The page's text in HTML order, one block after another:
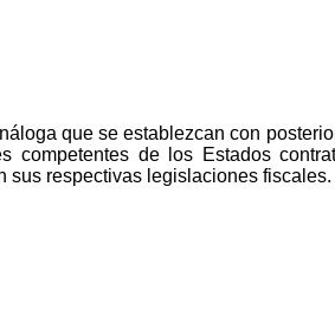
que se establezcan con
de los Estados
sus respectivas legislaciones fiscales.